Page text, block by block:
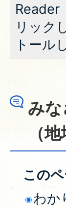
Reader
リック
トール
み
（
この
わか